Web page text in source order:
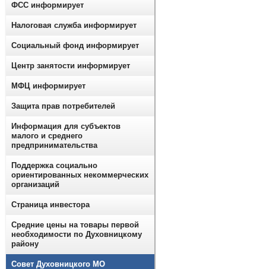
ФСС информирует
Налоговая служба информирует
Социальный фонд информирует
Центр занятости информирует
МФЦ информирует
Защита прав потребителей
Информация для субъектов
малого и среднего
предпринимательства
Поддержка социально
ориентированных некоммерческих
организаций
Страница инвестора
Средние цены на товары первой
необходимости по Духовницкому
району
Совет Духовницкого МО